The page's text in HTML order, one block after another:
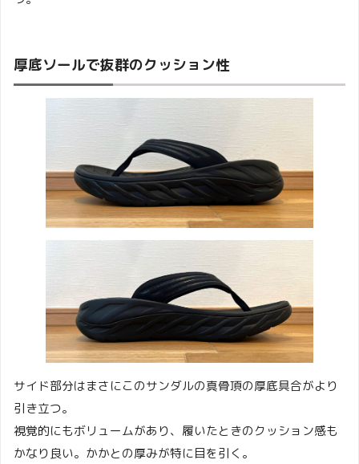
厚底ソールで抜群のクッション性
サイド部分はまさにこのサンダルの真骨頂の厚底具合がより
引き立つ。
視覚的にもボリュームがあり、履いたときのクッション感も
かなり良い。かかとの厚みが特に目を引く。